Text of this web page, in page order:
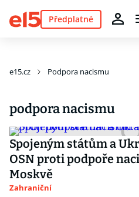
Předplatné
e15.cz Podpora nacismu
podpora nacismu
Spojeným státům a
OSN proti podpoře
Moskvě
Zahraniční